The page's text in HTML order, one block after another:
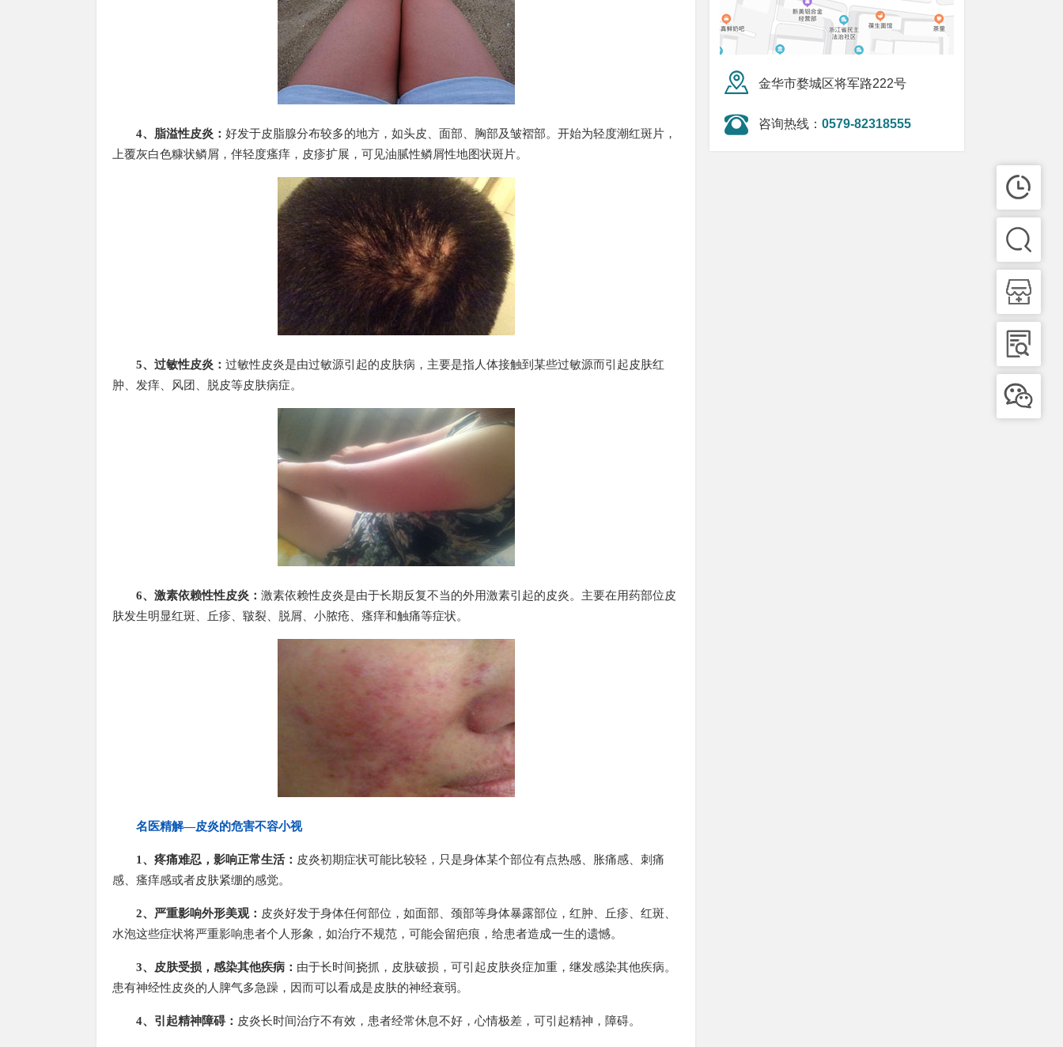
4、脂溢性皮炎： 好发于皮脂腺分布较多的地方，如头皮、面部、胸部及皱褶部。开始为轻度潮红斑片，
上覆灰白色糠状鳞屑，伴轻度瘙痒，皮疹扩展，可见油腻性鳞屑性地图状斑片。
5、过敏性皮炎： 过敏性皮炎是由过敏源引起的皮肤病，主要是指人体接触到某些过敏源而引起皮肤红
肿、发痒、风团、脱皮等皮肤病症。
6、激素依赖性性皮炎： 激素依赖性皮炎是由于长期反复不当的外用激素引起的皮炎。主要在用药部位皮
肤发生明显红斑、丘疹、皲裂、脱屑、小脓疮、瘙痒和触痛等症状。
名医精解—皮炎的危害不容小视
1、疼痛难忍，影响正常生活： 皮炎初期症状可能比较轻，只是身体某个部位有点热感、胀痛感、刺痛
感、瘙痒感或者皮肤紧绷的感觉。
2、严重影响外形美观： 皮炎好发于身体任何部位，如面部、颈部等身体暴露部位，红肿、丘疹、红斑、
水泡这些症状将严重影响患者个人形象，如治疗不规范，可能会留疤痕，给患者造成一生的遗憾。
3、皮肤受损，感染其他疾病： 由于长时间挠抓，皮肤破损，可引起皮肤炎症加重，继发感染其他疾病。
患有神经性皮炎的人脾气多急躁，因而可以看成是皮肤的神经衰弱。
4、引起精神障碍： 皮炎长时间治疗不有效，患者经常休息不好，心情极差，可引起精神，障碍。
金华市婺城区将军路222号
咨询热线： 0579-82318555